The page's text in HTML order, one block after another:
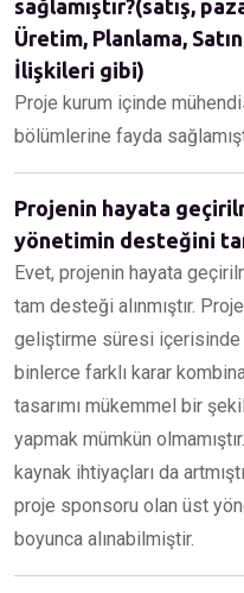
sağlamıştır?(satış,
Üretim, Planlama,
İlişkileri gibi)
Proje kurum içinde
bölümlerine fayda
Projenin hayata
yönetimin desteğini
Evet, projenin hayata
tam desteği alınmıştır.
geliştirme süresi içerisinde
binlerce farklı karar
tasarımı mükemmel bir
yapmak mümkün
kaynak ihtiyaçları da
proje sponsoru olan üst
boyunca alınabilmiştir.